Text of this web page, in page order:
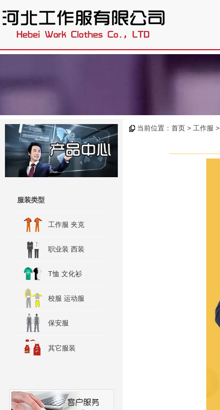
服装类型
工作服 夹克
职业装 西装
T恤 文化衫
校服 运动服
保安服
其它服装
当前位置： 首页 > 工作服